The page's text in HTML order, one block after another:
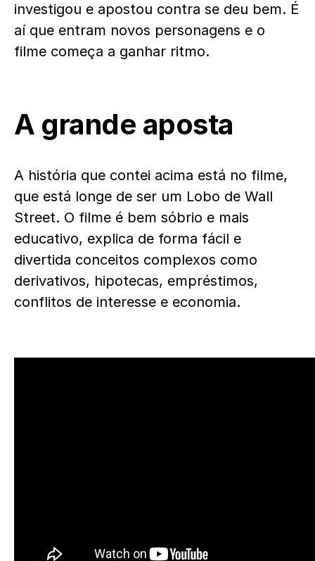
investigou e apostou contra se deu bem. É
aí que entram novos personagens e o
filme começa a ganhar ritmo.
A grande aposta
A história que contei acima está no filme,
que está longe de ser um Lobo de Wall
Street. O filme é bem sóbrio e mais
educativo, explica de forma fácil e
divertida conceitos complexos como
derivativos, hipotecas, empréstimos,
conflitos de interesse e economia.